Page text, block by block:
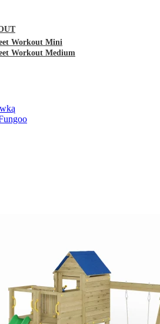
Workout Mini
Workout Medium